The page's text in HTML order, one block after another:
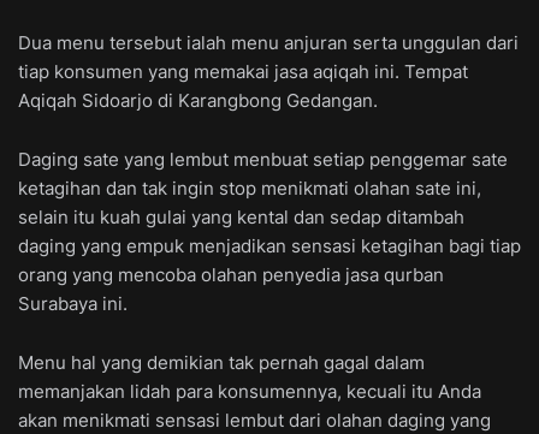
Dua menu tersebut ialah menu anjuran serta unggulan dari
tiap konsumen yang memakai jasa aqiqah ini. Tempat
Aqiqah Sidoarjo di Karangbong Gedangan.
Daging sate yang lembut menbuat setiap penggemar sate
ketagihan dan tak ingin stop menikmati olahan sate ini,
selain itu kuah gulai yang kental dan sedap ditambah
daging yang empuk menjadikan sensasi ketagihan bagi tiap
orang yang mencoba olahan penyedia jasa qurban
Surabaya ini.
Menu hal yang demikian tak pernah gagal dalam
memanjakan lidah para konsumennya, kecuali itu Anda
akan menikmati sensasi lembut dari olahan daging yang